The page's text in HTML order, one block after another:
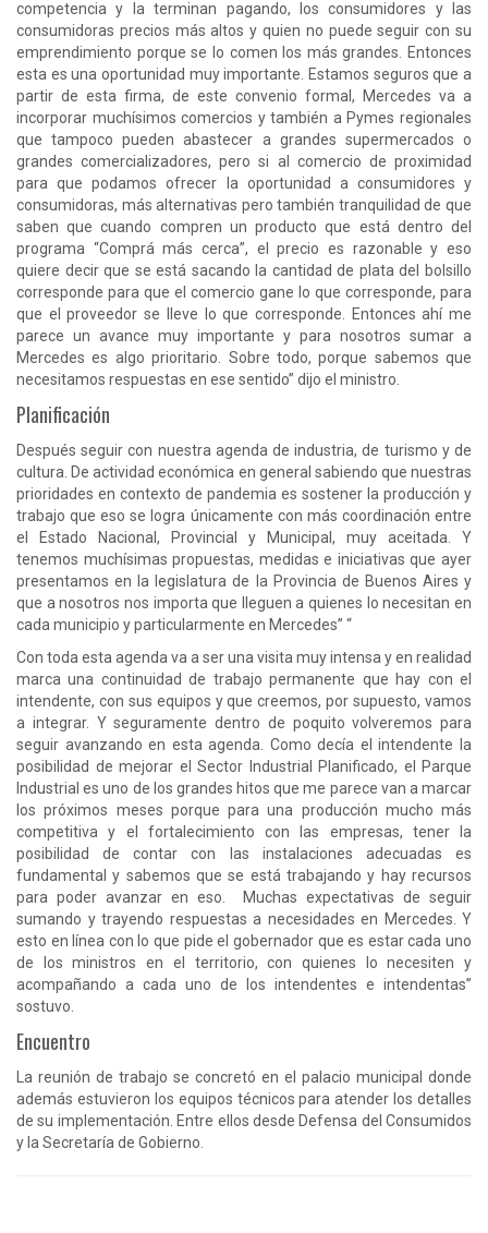
competencia y la terminan pagando, los consumidores y las
consumidoras precios más altos y quien no puede seguir con su
emprendimiento porque se lo comen los más grandes. Entonces
esta es una oportunidad muy importante. Estamos seguros que a
partir de esta firma, de este convenio formal, Mercedes va a
incorporar muchísimos comercios y también a Pymes regionales
que tampoco pueden abastecer a grandes supermercados o
grandes comercializadores, pero si al comercio de proximidad
para que podamos ofrecer la oportunidad a consumidores y
consumidoras, más alternativas pero también tranquilidad de que
saben que cuando compren un producto que está dentro del
programa “Comprá más cerca”, el precio es razonable y eso
quiere decir que se está sacando la cantidad de plata del bolsillo
corresponde para que el comercio gane lo que corresponde, para
que el proveedor se lleve lo que corresponde. Entonces ahí me
parece un avance muy importante y para nosotros sumar a
Mercedes es algo prioritario. Sobre todo, porque sabemos que
necesitamos respuestas en ese sentido” dijo el ministro.
Planificación
Después seguir con nuestra agenda de industria, de turismo y de
cultura. De actividad económica en general sabiendo que nuestras
prioridades en contexto de pandemia es sostener la producción y
trabajo que eso se logra únicamente con más coordinación entre
el Estado Nacional, Provincial y Municipal, muy aceitada. Y
tenemos muchísimas propuestas, medidas e iniciativas que ayer
presentamos en la legislatura de la Provincia de Buenos Aires y
que a nosotros nos importa que lleguen a quienes lo necesitan en
cada municipio y particularmente en Mercedes” “
Con toda esta agenda va a ser una visita muy intensa y en realidad
marca una continuidad de trabajo permanente que hay con el
intendente, con sus equipos y que creemos, por supuesto, vamos
a integrar. Y seguramente dentro de poquito volveremos para
seguir avanzando en esta agenda. Como decía el intendente la
posibilidad de mejorar el Sector Industrial Planificado, el Parque
Industrial es uno de los grandes hitos que me parece van a marcar
los próximos meses porque para una producción mucho más
competitiva y el fortalecimiento con las empresas, tener la
posibilidad de contar con las instalaciones adecuadas es
fundamental y sabemos que se está trabajando y hay recursos
para poder avanzar en eso. Muchas expectativas de seguir
sumando y trayendo respuestas a necesidades en Mercedes. Y
esto en línea con lo que pide el gobernador que es estar cada uno
de los ministros en el territorio, con quienes lo necesiten y
acompañando a cada uno de los intendentes e intendentas”
sostuvo.
Encuentro
La reunión de trabajo se concretó en el palacio municipal donde
además estuvieron los equipos técnicos para atender los detalles
de su implementación. Entre ellos desde Defensa del Consumidos
y la Secretaría de Gobierno.